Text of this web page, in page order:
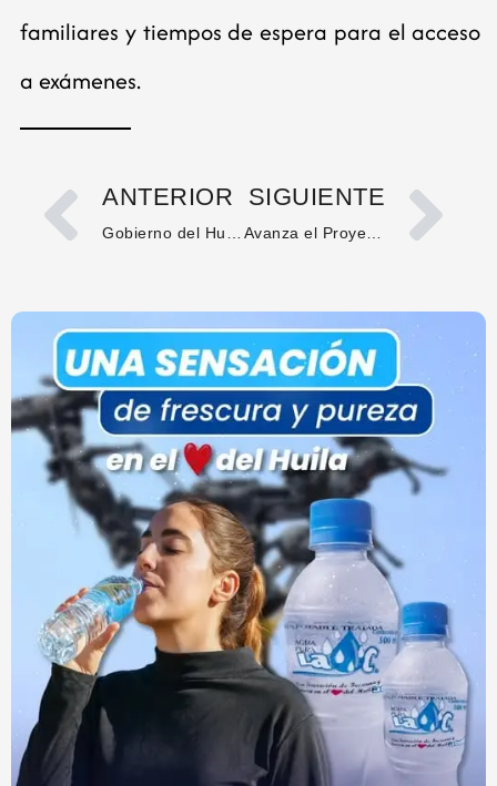
familiares y tiempos de espera para el acceso
a exámenes.
ANTERIOR SIGUIENTE